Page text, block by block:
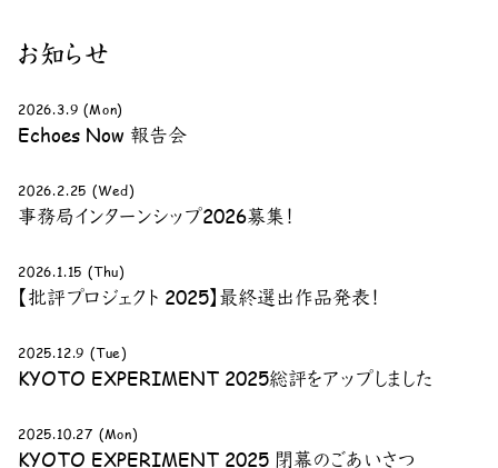
お知らせ
2026.3.9 (Mon)
Echoes Now 報告会
2026.2.25 (Wed)
事務局インターンシップ2026募集！
2026.1.15 (Thu)
【批評プロジェクト 2025】最終選出作品発表！
2025.12.9 (Tue)
KYOTO EXPERIMENT 2025総評をアップしました
2025.10.27 (Mon)
KYOTO EXPERIMENT 2025 閉幕のごあいさつ